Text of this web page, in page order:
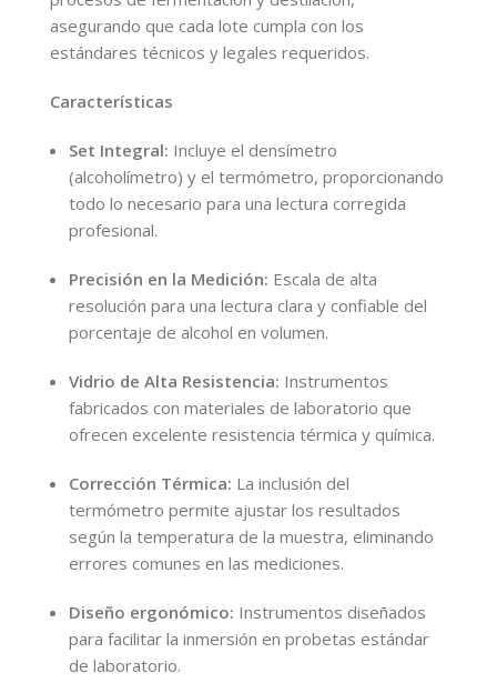
asegurando que cada lote cumpla con los
estándares técnicos y legales requeridos.
Características
Set Integral: Incluye el densímetro
(alcoholímetro) y el termómetro, proporcionando
todo lo necesario para una lectura corregida
profesional.
Precisión en la Medición: Escala de alta
resolución para una lectura clara y confiable del
porcentaje de alcohol en volumen.
Vidrio de Alta Resistencia: Instrumentos
fabricados con materiales de laboratorio que
ofrecen excelente resistencia térmica y química.
Corrección Térmica: La inclusión del
termómetro permite ajustar los resultados
según la temperatura de la muestra, eliminando
errores comunes en las mediciones.
Diseño ergonómico: Instrumentos diseñados
para facilitar la inmersión en probetas estándar
de laboratorio.